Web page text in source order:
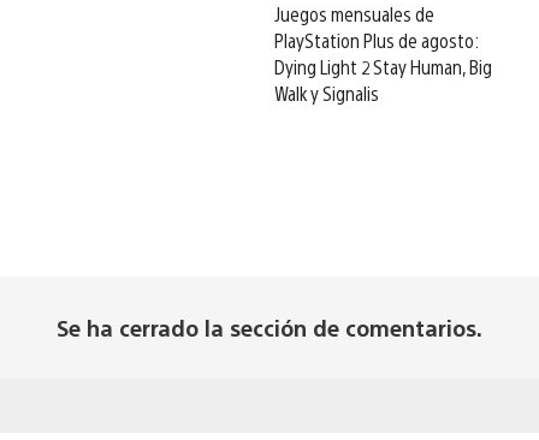
Juegos mensuales de
PlayStation Plus de agosto:
Dying Light 2 Stay Human, Big
Walk y Signalis
Se ha cerrado la sección de comentarios.